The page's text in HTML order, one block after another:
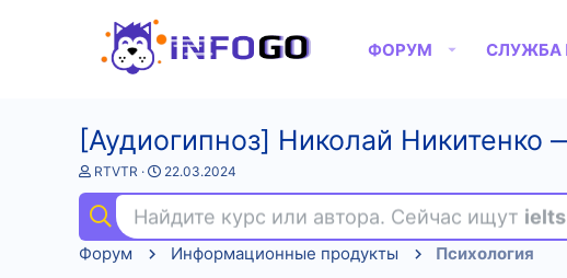
ФОРУМ СЛУЖБА
[Аудиогипноз] Николай
А
т
о
р
т
RTVTR
Д
т
а
н
22.03.2024
Найдите курс или автора. Сейчас ищут
Форум
Информационные продукты Психология